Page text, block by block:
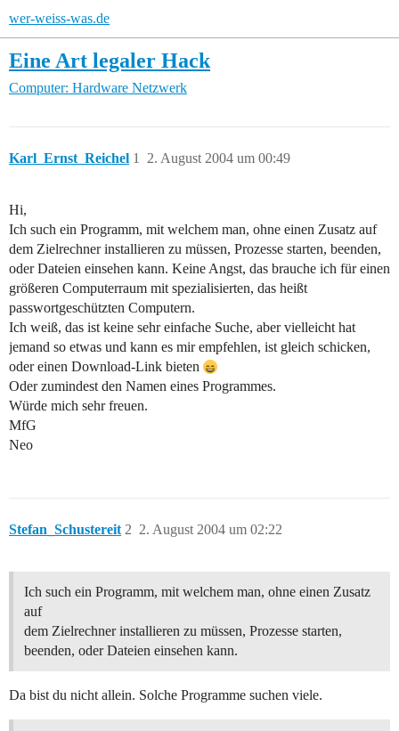
wer-weiss-was.de
Eine Art legaler Hack
Computer: Hardware Netzwerk
Karl_Ernst_Reichel 2. August 2004 um 00:49
1
Hi,
Ich such ein Programm, mit welchem man, ohne einen Zusatz auf
dem Zielrechner installieren zu müssen, Prozesse starten, beenden,
oder Dateien einsehen kann. Keine Angst, das brauche ich für einen
größeren Computerraum mit spezialisierten, das heißt
passwortgeschützten Computern.
Ich weiß, das ist keine sehr einfache Suche, aber vielleicht hat
jemand so etwas und kann es mir empfehlen, ist gleich schicken,
oder einen Download-Link bieten
Oder zumindest den Namen eines Programmes.
Würde mich sehr freuen.
MfG
Neo
Stefan_Schustereit 2. August 2004 um 02:22
2
Ich such ein Programm, mit welchem man, ohne einen Zusatz
auf
dem Zielrechner installieren zu müssen, Prozesse starten,
beenden, oder Dateien einsehen kann.
Da bist du nicht allein. Solche Programme suchen viele.